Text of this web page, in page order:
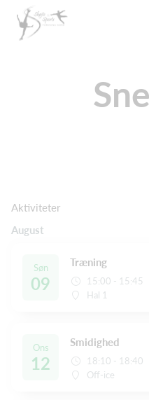
Aktiviteter
August
Søn
09
Træning
15:00 - 15:45
Hal 1
Ons
12
Smidighed
18:10 - 18:40
Off-ice